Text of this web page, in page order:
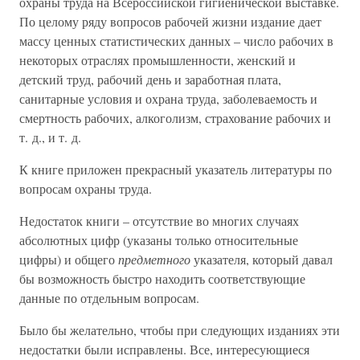
По целому ряду вопросов рабочей жизни издание дает
массу ценных статистических данных – число рабочих в
некоторых отраслях промышленности, женский и
детский труд, рабочий день и заработная плата,
санитарные условия и охрана труда, заболеваемость и
смертность рабочих, алкоголизм, страхование рабочих и
т. д., и т. д.
К книге приложен прекрасный указатель литературы по
вопросам охраны труда.
Недостаток книги – отсутствие во многих случаях
абсолютных цифр (указаны только относительные
цифры) и общегопредметногоуказателя, который давал
бы возможность быстро находить соответствующие
данные по отдельным вопросам.
Было бы желательно, чтобы при следующих изданиях эти
недостатки были исправлены. Все, интересующиеся